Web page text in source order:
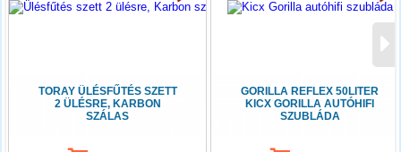
TORAY ÜLÉSFŰTÉS SZETT
2 ÜLÉSRE, KARBON
SZÁLAS
GORILLA REFLEX 50LITER
KICX GORILLA AUTÓHIFI
SZUBLÁDA